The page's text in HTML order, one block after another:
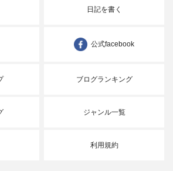
日記を書く
公式facebook
ブログランキング
ジャンル一覧
利用規約